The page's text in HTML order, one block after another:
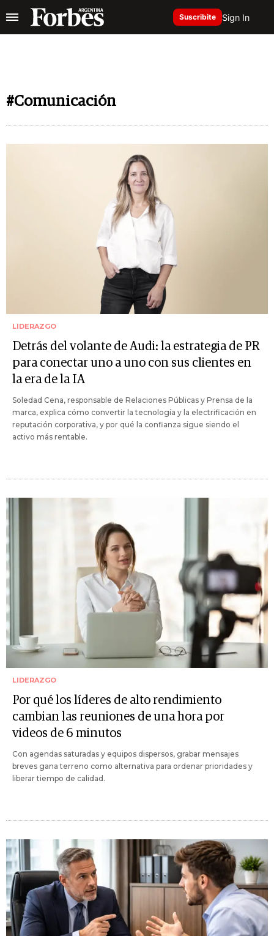
Suscribite Sign In
#Comunicación
LIDERAZGO
Detrás del volante de Audi: la estrategia de PR
para conectar uno a uno con sus clientes en
la era de la IA
Soledad Cena, responsable de Relaciones Públicas y Prensa de la
marca, explica cómo convertir la tecnología y la electrificación en
reputación corporativa, y por qué la confianza sigue siendo el
activo más rentable.
LIDERAZGO
Por qué los líderes de alto rendimiento
cambian las reuniones de una hora por
videos de 6 minutos
Con agendas saturadas y equipos dispersos, grabar mensajes
breves gana terreno como alternativa para ordenar prioridades y
liberar tiempo de calidad.